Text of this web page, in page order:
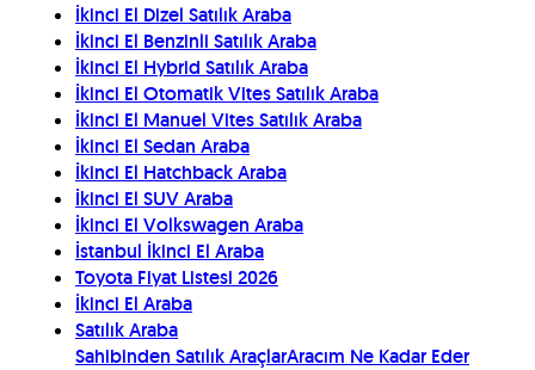
İkinci El Dizel Satılık Araba
İkinci El Benzinli Satılık Araba
İkinci El Hybrid Satılık Araba
İkinci El Otomatik Vites Satılık Araba
İkinci El Manuel Vites Satılık Araba
İkinci El Sedan Araba
İkinci El Hatchback Araba
İkinci El SUV Araba
İkinci El Volkswagen Araba
İstanbul İkinci El Araba
Toyota Fiyat Listesi 2026
İkinci El Araba
Satılık Araba
Sahibinden Satılık AraçlarAracım Ne Kadar Eder